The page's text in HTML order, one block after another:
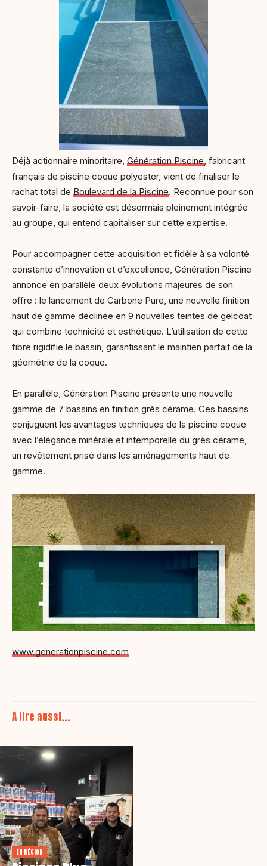
Déjà actionnaire minoritaire, Génération Piscine , fabricant
français de piscine coque polyester, vient de finaliser le
rachat total de Boulevard de la Piscine. Reconnue pour son
savoir-faire, la société est désormais pleinement intégrée
au groupe, qui entend capitaliser sur cette expertise.
Pour accompagner cette acquisition et fidèle à sa volonté
constante d’innovation et d’excellence, Génération Piscine
annonce en parallèle deux évolutions majeures de son
offre : le lancement de Carbone Pure, une nouvelle finition
haut de gamme déclinée en 9 nouvelles teintes de gelcoat
qui combine technicité et esthétique. L’utilisation de cette
fibre rigidifie le bassin, garantissant le maintien parfait de la
géométrie de la coque.
En parallèle, Génération Piscine présente une nouvelle
gamme de 7 bassins en finition grès cérame. Ces bassins
conjuguent les avantages techniques de la piscine coque
avec l’élégance minérale et intemporelle du grès cérame,
un revêtement prisé dans les aménagements haut de
gamme.
www.generationpiscine.com
A lire aussi...
EN RÉGION